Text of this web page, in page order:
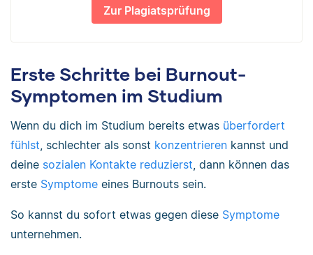
Zur Plagiatsprüfung
Erste Schritte bei Burnout-
Symptomen im Studium
Wenn du dich im Studium bereits etwas überfordert
fühlst , schlechter als sonst konzentrieren kannst und
deine sozialen Kontakte reduzierst , dann können das
erste Symptome eines Burnouts sein.
So kannst du sofort etwas gegen diese Symptome
unternehmen.